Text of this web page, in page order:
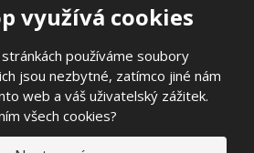
využívá cookies
používáme soubory
jsou nezbytné, zatímco jiné nám
web a váš uživatelský zážitek.
všech cookies?